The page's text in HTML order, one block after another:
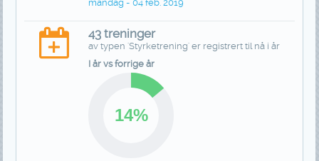
mandag - 04 feb. 2019
43 treninger
av typen 'Styrketrening' er registrert til nå i år
I år vs forrige år